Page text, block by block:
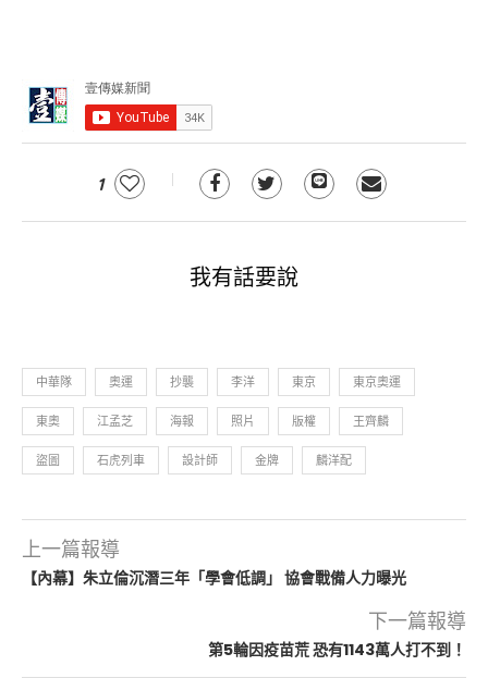
1
我有話要說
中華隊 奧運 抄襲 李洋 東京 東京奧運
東奧 江孟芝 海報 照片 版權 王齊麟
盜圖 石虎列車 設計師 金牌 麟洋配
上一篇報導
【內幕】朱立倫沉潛三年「學會低調」 協會戰備人力曝光
下一篇報導
第5輪因疫苗荒 恐有1143萬人打不到！